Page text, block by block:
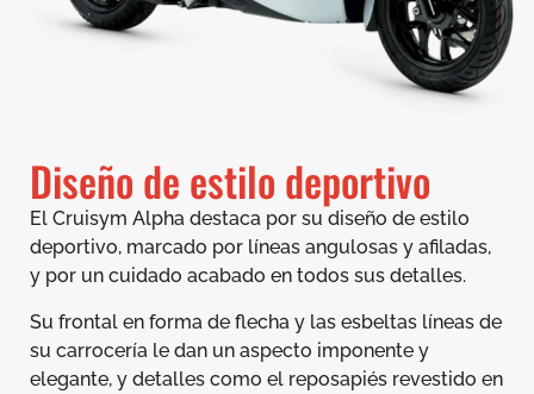
Diseño de estilo deportivo
El Cruisym Alpha destaca por su diseño de estilo
deportivo, marcado por líneas angulosas y afiladas,
y por un cuidado acabado en todos sus detalles.
Su frontal en forma de flecha y las esbeltas líneas de
su carrocería le dan un aspecto imponente y
elegante, y detalles como el reposapiés revestido en